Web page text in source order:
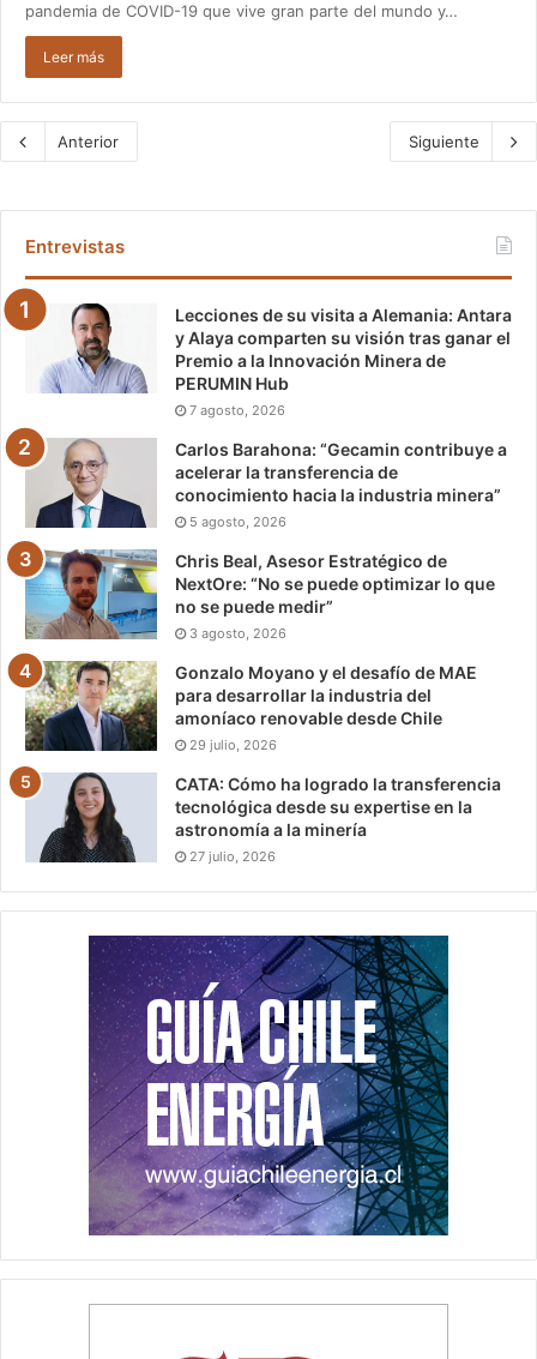
pandemia de COVID-19 que vive gran parte del mundo y…
Leer más
Anterior Siguiente
Entrevistas
Lecciones de su visita a Alemania: Antara
y Alaya comparten su visión tras ganar el
Premio a la Innovación Minera de
PERUMIN Hub
7 agosto, 2026
Carlos Barahona: “Gecamin contribuye a
acelerar la transferencia de
conocimiento hacia la industria minera”
5 agosto, 2026
Chris Beal, Asesor Estratégico de
NextOre: “No se puede optimizar lo que
no se puede medir”
3 agosto, 2026
Gonzalo Moyano y el desafío de MAE
para desarrollar la industria del
amoníaco renovable desde Chile
29 julio, 2026
CATA: Cómo ha logrado la transferencia
tecnológica desde su expertise en la
astronomía a la minería
27 julio, 2026